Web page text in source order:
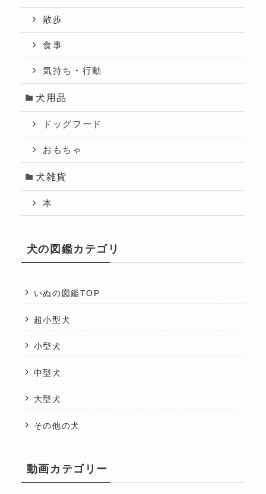
散歩
食事
気持ち・行動
犬用品
ドッグフード
おもちゃ
犬雑貨
本
犬の図鑑カテゴリ
いぬの図鑑TOP
超小型犬
小型犬
中型犬
大型犬
その他の犬
動画カテゴリー